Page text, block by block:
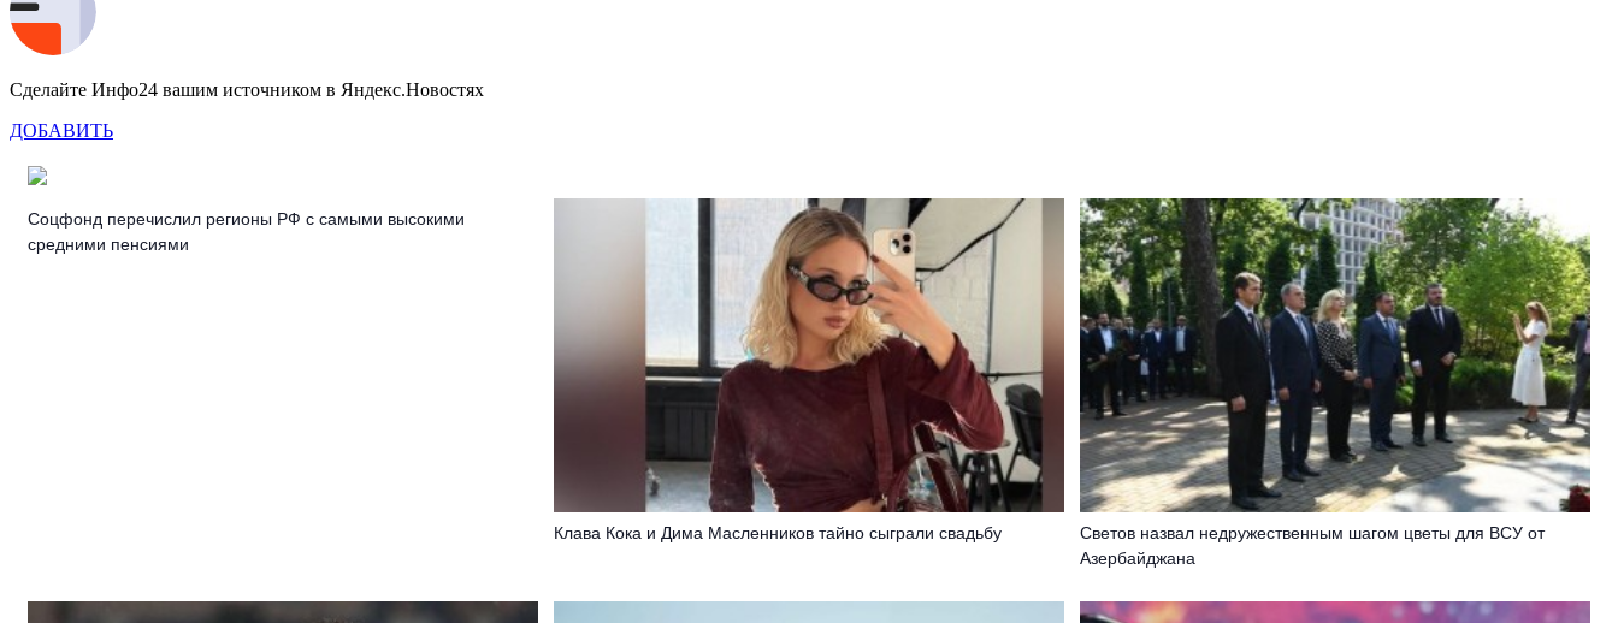
Сделайте Инфо24 вашим источником в Яндекс.Новостях
ДОБАВИТЬ
Соцфонд перечислил регионы РФ с самыми высокими
средними пенсиями
Клава Кока и Дима Масленников тайно сыграли свадьбу
Светов назвал недружественным шагом цветы для ВСУ от
Азербайджана